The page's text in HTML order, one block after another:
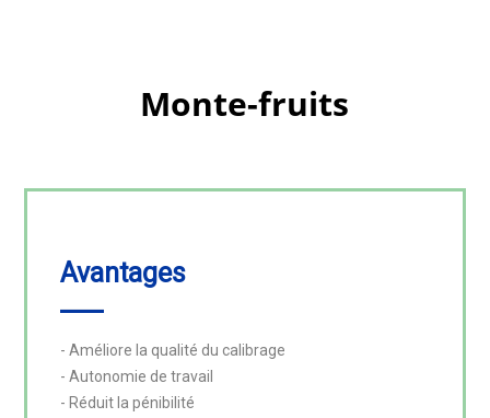
Monte-fruits
Avantages
- Améliore la qualité du calibrage
- Autonomie de travail
- Réduit la pénibilité